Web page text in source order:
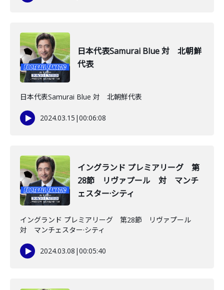
日本代表Samurai Blue 対 北朝鮮
代表
日本代表Samurai Blue 対 北朝鮮代表
2024.03.15 |00:06:08
イングランド プレミアリーグ 第
28節 リヴァプール 対 マンチ
ェスター·シティ
イングランド プレミアリーグ 第28節 リヴァプール
対 マンチェスター·シティ
2024.03.08 |00:05:40